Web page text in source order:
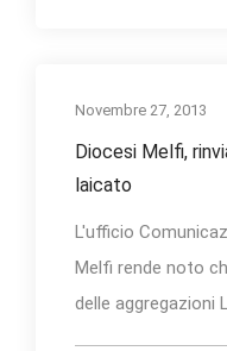
Novembre 27, 2013
Diocesi Melfi,
laicato
L'ufficio
Melfi rende noto
delle aggregazioni